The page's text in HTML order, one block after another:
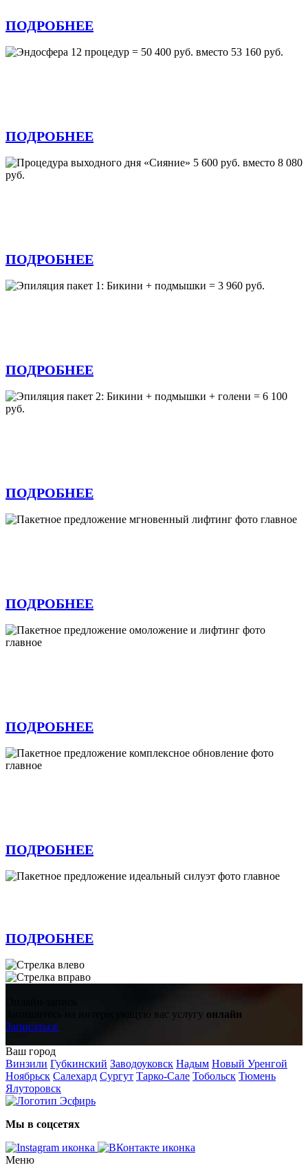
ПОДРОБНЕЕ
ПОДРОБНЕЕ
ПОДРОБНЕЕ
ПОДРОБНЕЕ
ПОДРОБНЕЕ
ПОДРОБНЕЕ
ПОДРОБНЕЕ
ПОДРОБНЕЕ
ПОДРОБНЕЕ
Запишитесь на интересующую вас услугу онлайн
Записаться
Ваш город
Винзили Губкинский Заводоуковск Надым Новый Уренгой
Ноябрьск Салехард Сургут Тарко-Сале Тобольск Тюмень
Ялуторовск
Мы в соцсетях
Меню